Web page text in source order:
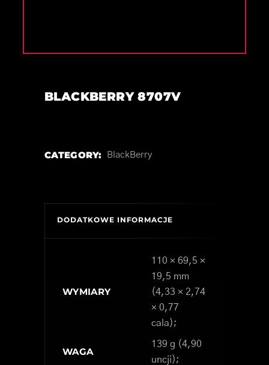
BLACKBERRY 8707V
CATEGORY: BlackBerry
DODATKOWE INFORMACJE
WYMIARY
110 × 69,5 ×
19,5 mm
(4,33 × 2,74
× 0,77
cala);
WAGA
139 g (4,90
uncji);